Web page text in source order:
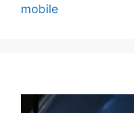
mobile